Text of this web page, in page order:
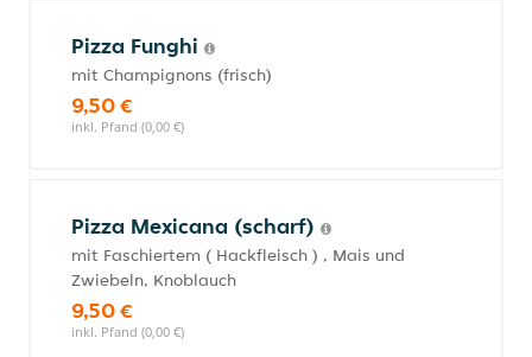
Pizza Funghi
mit Champignons (frisch)
9,50 €
inkl. Pfand (0,00 €)
Pizza Mexicana (scharf)
mit Faschiertem ( Hackfleisch ) , Mais und
Zwiebeln, Knoblauch
9,50 €
inkl. Pfand (0,00 €)